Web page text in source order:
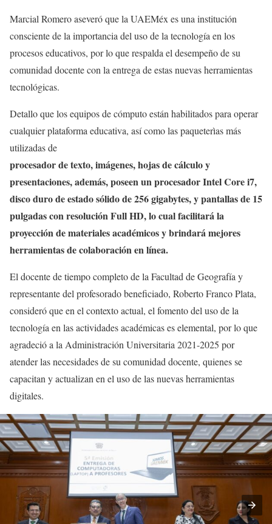
Marcial Romero aseveró que la UAEMéx es una institución
consciente de la importancia del uso de la tecnología en los
procesos educativos, por lo que respalda el desempeño de su
comunidad docente con la entrega de estas nuevas herramientas
tecnológicas.
Detallo que los equipos de cómputo están habilitados para operar
cualquier plataforma educativa, así como las paqueterìas más
utilizadas de
procesador de texto, imágenes, hojas de cálculo y
presentaciones, además, poseen un procesador Intel Core i7,
disco duro de estado sólido de 256 gigabytes, y pantallas de 15
pulgadas con resolución Full HD, lo cual facilitará la
proyección de materiales académicos y brindará mejores
herramientas de colaboración en línea.
El docente de tiempo completo de la Facultad de Geografía y
representante del profesorado beneficiado, Roberto Franco Plata,
consideró que en el contexto actual, el fomento del uso de la
tecnología en las actividades académicas es elemental, por lo que
agradeció a la Administración Universitaria 2021-2025 por
atender las necesidades de su comunidad docente, quienes se
capacitan y actualizan en el uso de las nuevas herramientas
digitales.